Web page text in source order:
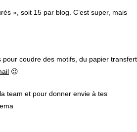
», soit 15 par blog. C’est super, mais
coudre des motifs, du papier
😉
team et pour donner envie à tes